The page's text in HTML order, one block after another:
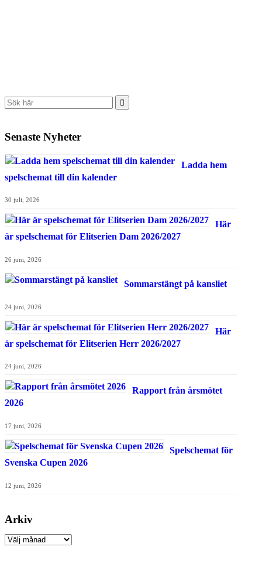
Senaste Nyheter
Ladda hem
spelschemat till din kalender
30 juli, 2026
Här
är spelschemat för Elitserien Dam 2026/2027
26 juni, 2026
Sommarstängt på kansliet
24 juni, 2026
Här
är spelschemat för Elitserien Herr 2026/2027
24 juni, 2026
Rapport från årsmötet
2026
17 juni, 2026
Spelschemat för
Svenska Cupen 2026
12 juni, 2026
Arkiv